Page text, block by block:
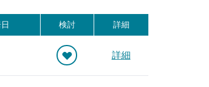
検討 詳細
詳細